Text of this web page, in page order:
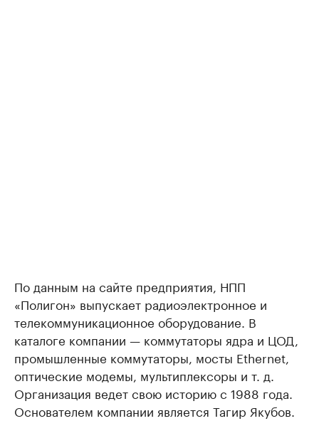
По данным на сайте предприятия, НПП
«Полигон» выпускает радиоэлектронное и
телекоммуникационное оборудование. В
каталоге компании — коммутаторы ядра и ЦОД,
промышленные коммутаторы, мосты Ethernet,
оптические модемы, мультиплексоры и т. д.
Организация ведет свою историю с 1988 года.
Основателем компании является Тагир Якубов.